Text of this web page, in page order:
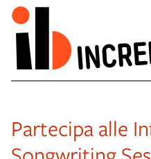
Partecipa alle